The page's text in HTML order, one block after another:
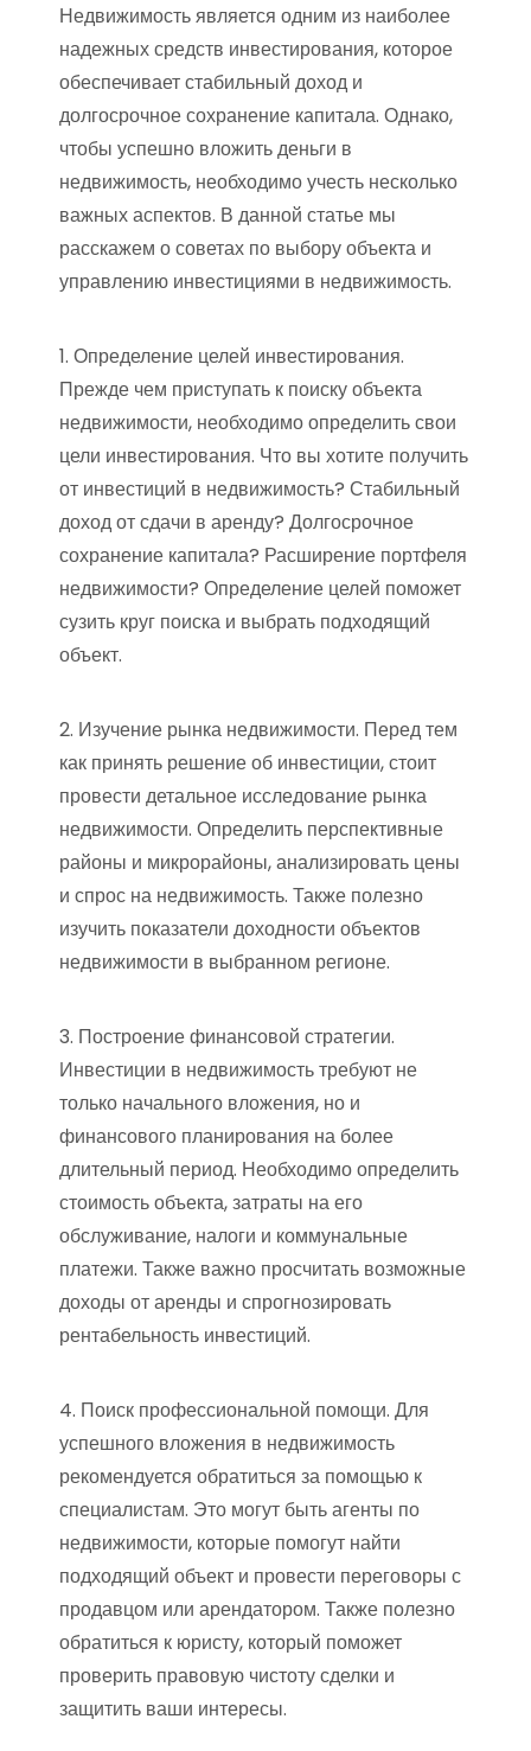
Недвижимость является одним из наиболее
надежных средств инвестирования, которое
обеспечивает стабильный доход и
долгосрочное сохранение капитала. Однако,
чтобы успешно вложить деньги в
недвижимость, необходимо учесть несколько
важных аспектов. В данной статье мы
расскажем о советах по выбору объекта и
управлению инвестициями в недвижимость.
1. Определение целей инвестирования.
Прежде чем приступать к поиску объекта
недвижимости, необходимо определить свои
цели инвестирования. Что вы хотите получить
от инвестиций в недвижимость? Стабильный
доход от сдачи в аренду? Долгосрочное
сохранение капитала? Расширение портфеля
недвижимости? Определение целей поможет
сузить круг поиска и выбрать подходящий
объект.
2. Изучение рынка недвижимости. Перед тем
как принять решение об инвестиции, стоит
провести детальное исследование рынка
недвижимости. Определить перспективные
районы и микрорайоны, анализировать цены
и спрос на недвижимость. Также полезно
изучить показатели доходности объектов
недвижимости в выбранном регионе.
3. Построение финансовой стратегии.
Инвестиции в недвижимость требуют не
только начального вложения, но и
финансового планирования на более
длительный период. Необходимо определить
стоимость объекта, затраты на его
обслуживание, налоги и коммунальные
платежи. Также важно просчитать возможные
доходы от аренды и спрогнозировать
рентабельность инвестиций.
4. Поиск профессиональной помощи. Для
успешного вложения в недвижимость
рекомендуется обратиться за помощью к
специалистам. Это могут быть агенты по
недвижимости, которые помогут найти
подходящий объект и провести переговоры с
продавцом или арендатором. Также полезно
обратиться к юристу, который поможет
проверить правовую чистоту сделки и
защитить ваши интересы.